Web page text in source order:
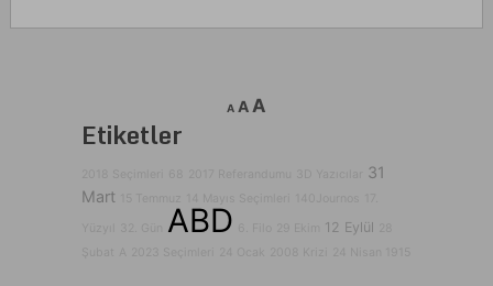
A AA
Etiketler
31
Mart
ABD 12 Eylül